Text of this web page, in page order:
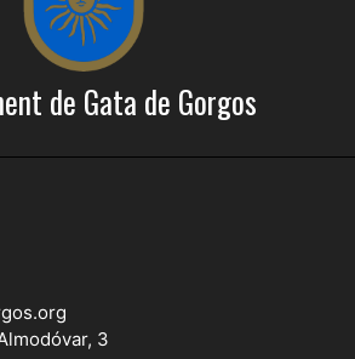
de Gata de Gorgos
3